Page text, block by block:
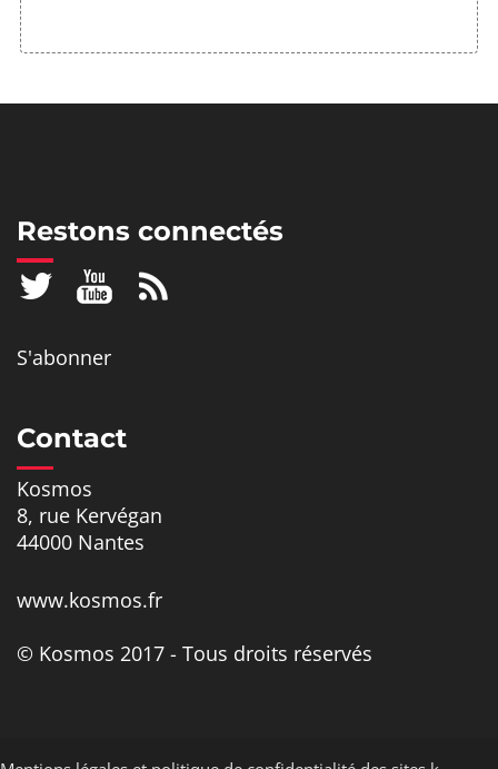
Restons connectés
S'abonner
Contact
Kosmos
8, rue Kervégan
44000 Nantes
www.kosmos.fr
© Kosmos 2017 - Tous droits réservés